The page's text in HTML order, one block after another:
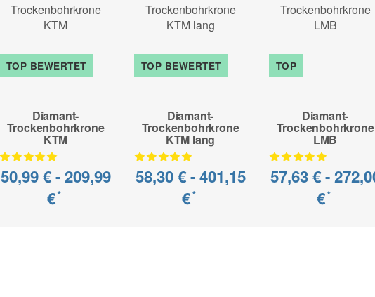
TOP BEWERTET
Diamant-
Trockenbohrkrone
KTM
50,99 € -209,99
€*
TOP BEWERTET
Diamant-
Trockenbohrkrone
KTM lang
58,30 € -401,15
€*
TOP
Diamant-
Trockenbohrkrone
LMB
57,63 € -
€*